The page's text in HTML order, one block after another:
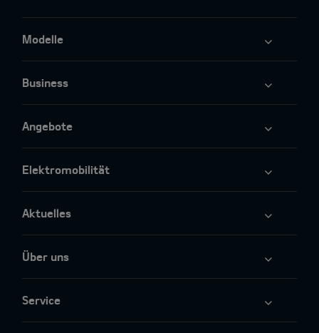
Modelle
Business
Angebote
Elektromobilität
Aktuelles
Über uns
Service